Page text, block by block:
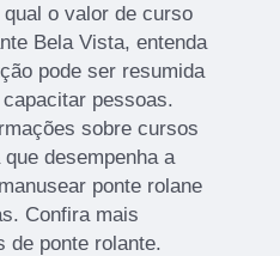
o valor de curso
Bela Vista, entenda
pode ser resumida
pessoas.
sobre cursos
desempenha a
ponte rolane
Confira mais
de ponte rolante.